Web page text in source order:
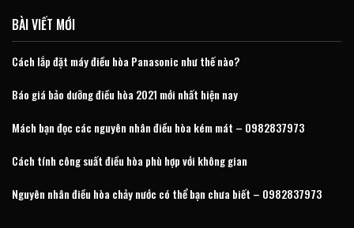
BÀI VIẾT MỚI
Cách lắp đặt máy điều hòa Panasonic như thế nào?
Báo giá bảo dưỡng điều hòa 2021 mới nhất hiện nay
Mách bạn đọc các nguyên nhân điều hòa kém mát – 0982837973
Cách tính công suất điều hòa phù hợp với không gian
Nguyên nhân điều hòa chảy nước có thể bạn chưa biết – 0982837973